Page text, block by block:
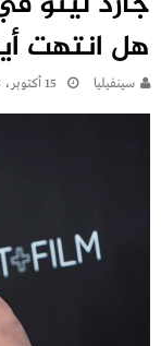
هل انتهت
سينفيليا 15 أكتوبر، 2025